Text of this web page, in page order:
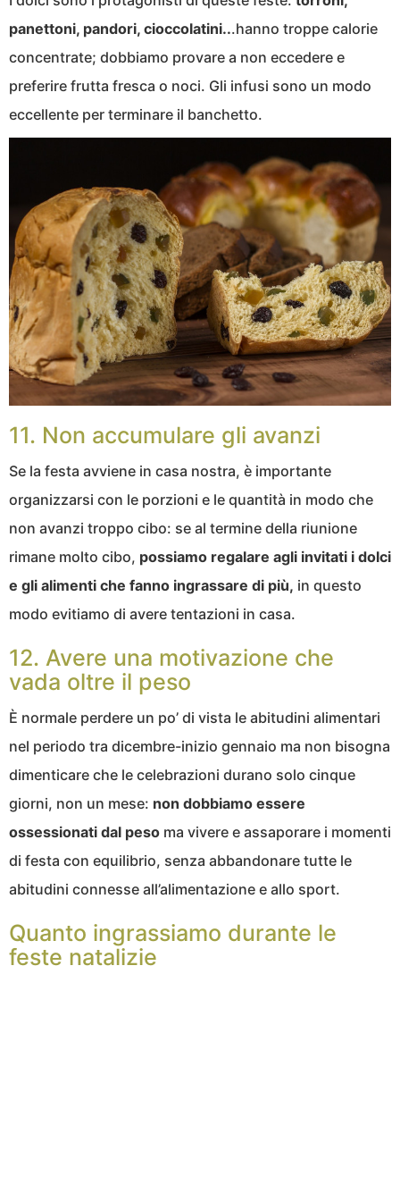
panettoni, pandori, cioccolatini...hanno troppe calorie
concentrate; dobbiamo provare a non eccedere e
preferire frutta fresca o noci. Gli infusi sono un modo
eccellente per terminare il banchetto.
11. Non accumulare gli avanzi
Se la festa avviene in casa nostra, è importante
organizzarsi con le porzioni e le quantità in modo che
non avanzi troppo cibo: se al termine della riunione
rimane molto cibo, possiamo regalare agli invitati i dolci
e gli alimenti che fanno ingrassare di più, in questo
modo evitiamo di avere tentazioni in casa.
12. Avere una motivazione che
vada oltre il peso
È normale perdere un po’ di vista le abitudini alimentari
nel periodo tra dicembre-inizio gennaio ma non bisogna
dimenticare che le celebrazioni durano solo cinque
giorni, non un mese: non dobbiamo essere
ossessionati dal peso ma vivere e assaporare i momenti
di festa con equilibrio, senza abbandonare tutte le
abitudini connesse all’alimentazione e allo sport.
Quanto ingrassiamo durante le
feste natalizie